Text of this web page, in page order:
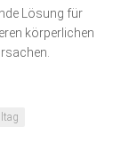
Lösung für
körperlichen